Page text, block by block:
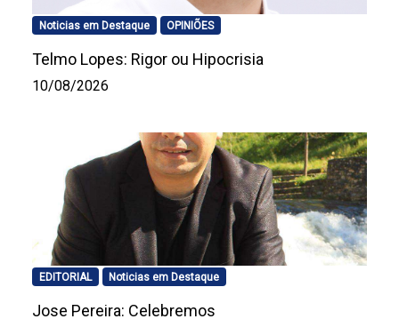
Noticias em Destaque OPINIÕES
Telmo Lopes: Rigor ou Hipocrisia
10/08/2026
EDITORIAL Noticias em Destaque
Jose Pereira: Celebremos